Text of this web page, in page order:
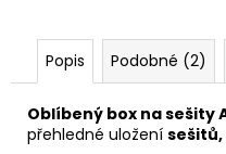
Popis Podobné (2)
Oblíbený box na sešity
přehledné uložení